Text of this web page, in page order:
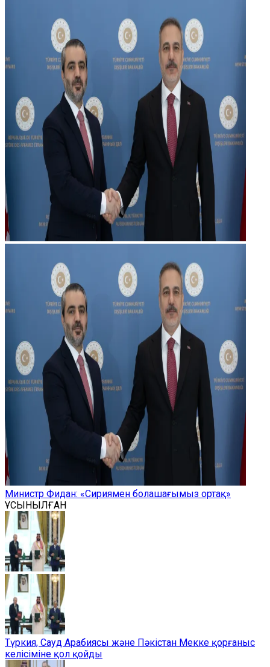
Министр Фидан: «Сириямен болашағымыз ортақ»
ҰСЫНЫЛҒАН
Түркия, Сауд Арабиясы және Пәкістан Мекке қорғаныс
келісіміне қол қойды